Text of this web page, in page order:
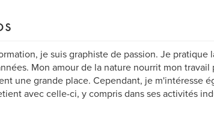
je suis graphiste de passion. Je pratique
Mon amour de la nature nourrit mon
une grande place. Cependant, je m'intéresse
avec celle-ci, y compris dans ses activités